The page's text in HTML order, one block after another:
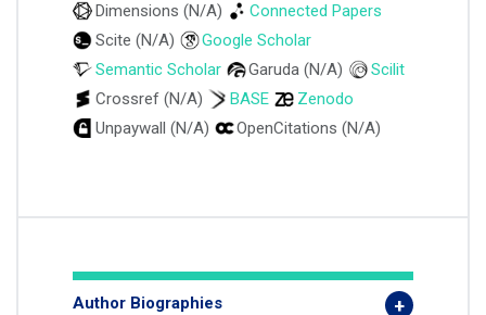
Dimensions (N/A)
Connected Papers
Scite (N/A)
Google Scholar
Semantic Scholar
Garuda (N/A)
Scilit
Crossref (N/A)
BASE
Zenodo
Unpaywall (N/A)
OpenCitations (N/A)
Author Biographies